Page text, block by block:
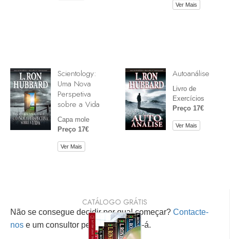
Ver Mais
Scientology:
Uma Nova
Perspetiva
sobre a Vida
Capa mole
Preço 17€
Ver Mais
Autoanálise
Livro de
Exercícios
Preço 17€
Ver Mais
Não se consegue decidir por qual começar? Contacte-
nos e um consultor pessoal ajudá-lo-á.
CATÁLOGO GRÁTIS